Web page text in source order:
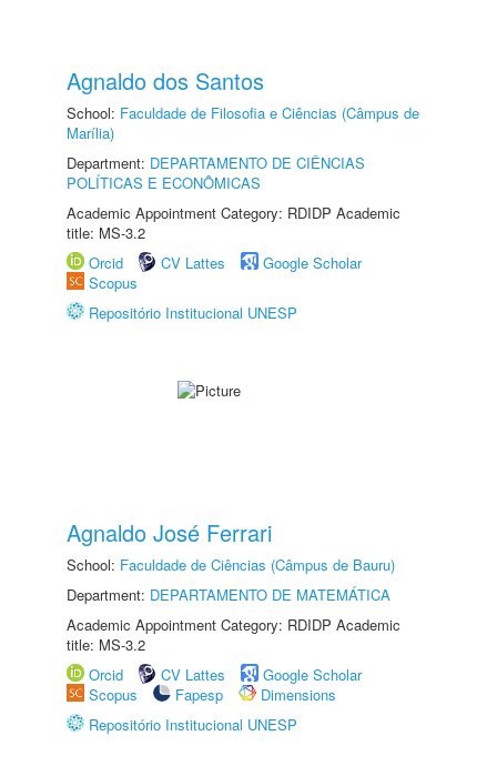
Agnaldo dos Santos
School: Faculdade de Filosofia e Ciências (Câmpus de
Marília)
Department: DEPARTAMENTO DE CIÊNCIAS
POLÍTICAS E ECONÔMICAS
Academic Appointment Category: RDIDP Academic
title: MS-3.2
Orcid
CV Lattes
Google Scholar
Scopus
Repositório Institucional UNESP
Agnaldo José Ferrari
School: Faculdade de Ciências (Câmpus de Bauru)
Department: DEPARTAMENTO DE MATEMÁTICA
Academic Appointment Category: RDIDP Academic
title: MS-3.2
Orcid
CV Lattes
Google Scholar
Scopus
Fapesp
Dimensions
Repositório Institucional UNESP